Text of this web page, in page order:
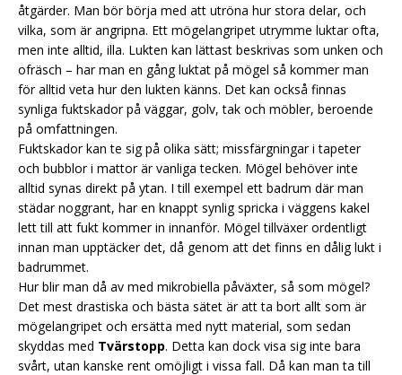
åtgärder. Man bör börja med att utröna hur stora delar, och
vilka, som är angripna. Ett mögelangripet utrymme luktar ofta,
men inte alltid, illa. Lukten kan lättast beskrivas som unken och
ofräsch – har man en gång luktat på mögel så kommer man
för alltid veta hur den lukten känns. Det kan också finnas
synliga fuktskador på väggar, golv, tak och möbler, beroende
på omfattningen.
Fuktskador kan te sig på olika sätt; missfärgningar i tapeter
och bubblor i mattor är vanliga tecken. Mögel behöver inte
alltid synas direkt på ytan. I till exempel ett badrum där man
städar noggrant, har en knappt synlig spricka i väggens kakel
lett till att fukt kommer in innanför. Mögel tillväxer ordentligt
innan man upptäcker det, då genom att det finns en dålig lukt i
badrummet.
Hur blir man då av med mikrobiella påväxter, så som mögel?
Det mest drastiska och bästa sätet är att ta bort allt som är
mögelangripet och ersätta med nytt material, som sedan
skyddas med Tvärstopp. Detta kan dock visa sig inte bara
svårt, utan kanske rent omöjligt i vissa fall. Då kan man ta till